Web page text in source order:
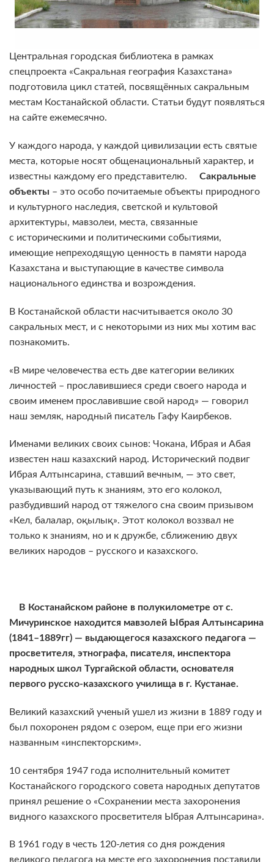
Центральная городская библиотека в рамках
спецпроекта «Сакральная география Казахстана»
подготовила цикл статей, посвящённых сакральным
местам Костанайской области. Статьи будут появляться
на сайте ежемесячно.
У каждого народа, у каждой цивилизации есть святые
места, которые носят общенациональный характер, и
известны каждому его представителю.
Сакральные
объекты – это особо почитаемые объекты природного
и культурного наследия, светской и культовой
архитектуры, мавзолеи, места, связанные
с историческими и политическими событиями,
имеющие непреходящую ценность в памяти народа
Казахстана и выступающие в качестве символа
национального единства и возрождения.
В Костанайской области насчитывается около 30
сакральных мест, и с некоторыми из них мы хотим вас
познакомить.
«В мире человечества есть две категории великих
личностей – прославившиеся среди своего народа и
своим именем прославившие свой народ» — говорил
наш земляк, народный писатель Гафу Каирбеков.
Именами великих своих сынов: Чокана, Ибрая и Абая
известен наш казахский народ. Исторический подвиг
Ибрая Алтынсарина, ставший вечным, — это свет,
указывающий путь к знаниям, это его колокол,
разбудивший народ от тяжелого сна своим призывом
«Кел, балалар, оқылық». Этот колокол воззвал не
только к знаниям, но и к дружбе, сближению двух
великих народов – русского и казахского.
В Костанайском районе в полукилометре от с.
Мичуринское находится мавзолей Ыбрая Алтынсарина
(1841–1889гг) — выдающегося казахского педагога —
просветителя, этнографа, писателя, инспектора
народных школ Тургайской области, основателя
первого русско-казахского училища в г. Кустанае.
Великий казахский ученый ушел из жизни в 1889 году и
был похоронен рядом с озером, еще при его жизни
названным «инспекторским».
10 сентября 1947 года исполнительный комитет
Костанайского городского совета народных депутатов
принял решение о «Сохранении места захоронения
видного казахского просветителя Ыбрая Алтынсарина».
В 1961 году в честь 120-летия со дня рождения
великого педагога на месте его захоронения поставили